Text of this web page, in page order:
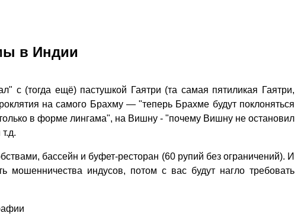
в Индии
с (тогда ещё) пастушкой Гаятри (та самая пятиликая Гаятри,
на самого Брахму — "теперь Брахме будут поклоняться
в форме лингама", на Вишну - "почему Вишну не остановил
бассейн и буфет-ресторан (60 рупий без ограничений). И
индусов, потом с вас будут нагло требовать